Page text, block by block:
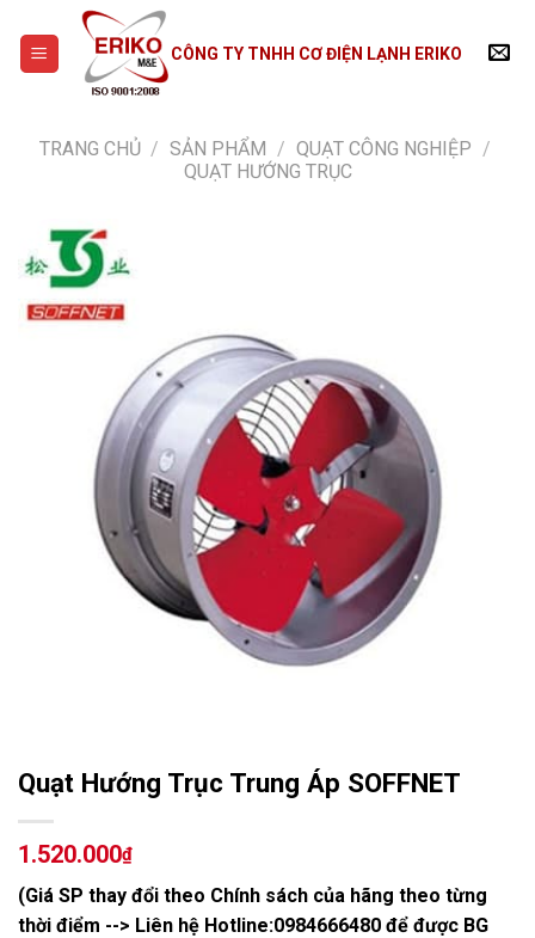
content
CÔNG TY TNHH CƠ ĐIỆN LẠNH ERIKO
TRANG CHỦ / SẢN PHẨM / QUẠT CÔNG NGHIỆP /
QUẠT HƯỚNG TRỤC
Quạt Hướng Trục Trung Áp SOFFNET
1.520.000₫
(Giá SP thay đổi theo Chính sách của hãng theo từng
thời điểm --> Liên hệ Hotline:0984666480 để được BG